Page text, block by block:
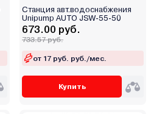
Станция авт.водоснабжения
Unipump AUTO JSW-55-50
673.00 руб.
733.57 руб.
от 17 руб. руб./мес.
Купить